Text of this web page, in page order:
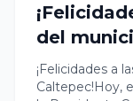
del
¡Felicidades a
Caltepec!Hoy,